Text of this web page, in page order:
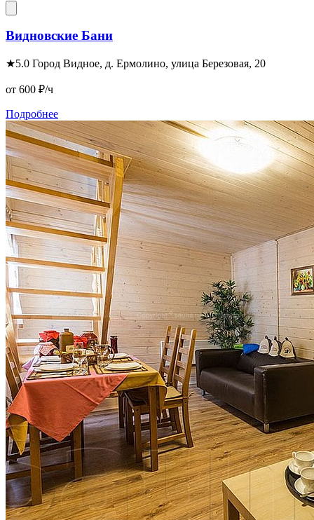
Видновские Бани
★5.0 Город Видное, д. Ермолино, улица Березовая, 20
от 600 ₽/ч
Подробнее